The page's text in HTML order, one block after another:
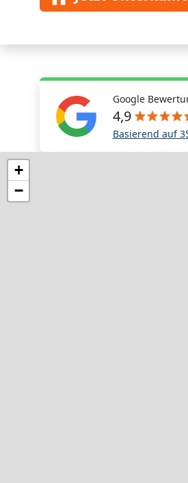
Google
4,9
Basierend auf
+
−